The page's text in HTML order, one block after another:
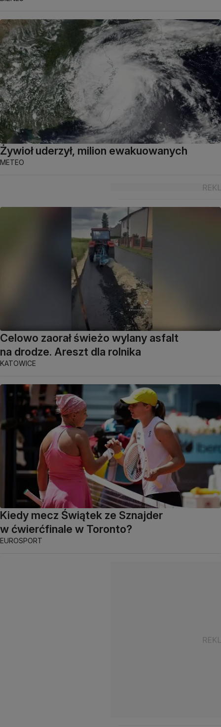
Żywioł uderzył, milion ewakuowanych
METEO
Celowo zaorał świeżo wylany asfalt
na drodze. Areszt dla rolnika
KATOWICE
Kiedy mecz Świątek ze Sznajder
w ćwierćfinale w Toronto?
EUROSPORT